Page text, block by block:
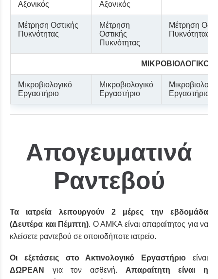
Αξονικός Αξονικός
Μέτρηση Οστικής
Πυκνότητας
Μέτρηση
Οστικής
Πυκνότητας
Μέτρηση
Πυκνότητας
ΜΙΚΡΟΒΙΟΛΟΓΙΚΟ
Μικροβιολογικό
Εργαστήριο
Μικροβιολογικό
Εργαστήριο
Εργαστήριο
Απογευματινά
Ραντεβού
Τα ιατρεία λειτουργούν 2 μέρες την εβδομάδα
(Δευτέρα και Πέμπτη). Ο ΑΜΚΑ είναι απαραίτητος για να
κλείσετε ραντεβού σε οποιοδήποτε ιατρείο.
Οι εξετάσεις στο Ακτινολογικό Εργαστήριο είναι
ΔΩΡΕΑΝ
για τον ασθενή. Απαραίτητη είναι η